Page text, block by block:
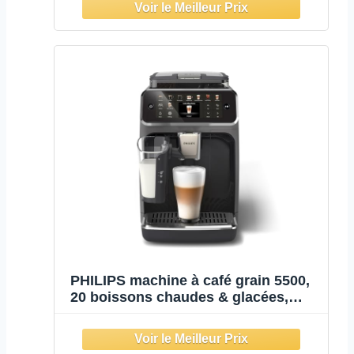
PHILIPS machine à café grain 5500,
20 boissons chaudes & glacées,